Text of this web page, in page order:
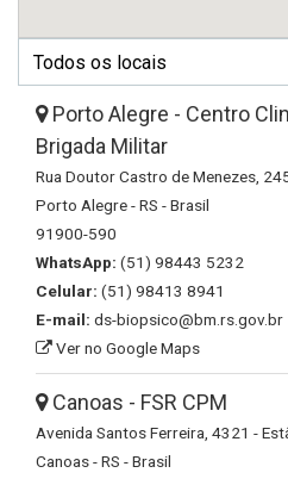
Porto Alegre - Centro
Brigada Militar
Rua Doutor Castro de Menezes,
Porto Alegre - RS - Brasil
91900-590
WhatsApp: (51) 98443 5232
Celular: (51) 98413 8941
E-mail: ds-biopsico@bm.rs.gov.br
Ver no Google Maps
Canoas - FSR CPM
Avenida Santos Ferreira, 4321 -
Canoas - RS - Brasil